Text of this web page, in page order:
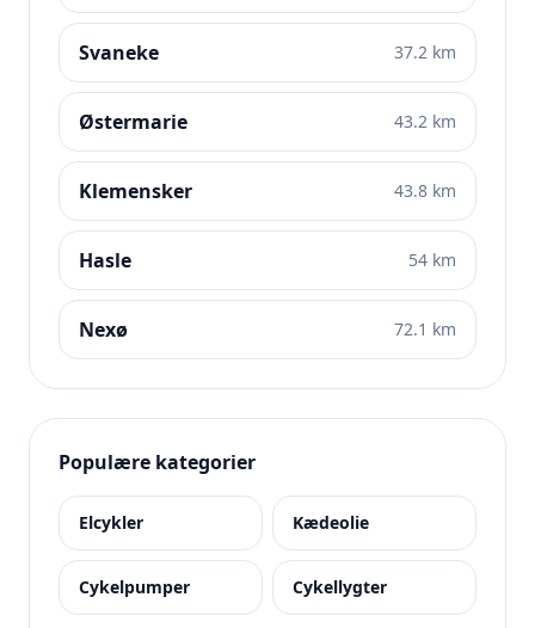
Svaneke 37.2 km
Østermarie 43.2 km
Klemensker 43.8 km
Hasle 54 km
Nexø 72.1 km
Populære kategorier
Elcykler Kædeolie
Cykelpumper Cykellygter